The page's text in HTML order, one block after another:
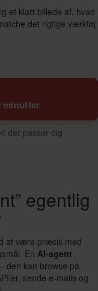
et klart billede af, hvad
det rigtige værktøj
minutter
der passer dig
egentlig
at være præcis med
En AI-agent
den kan browse på
sende e-mails og